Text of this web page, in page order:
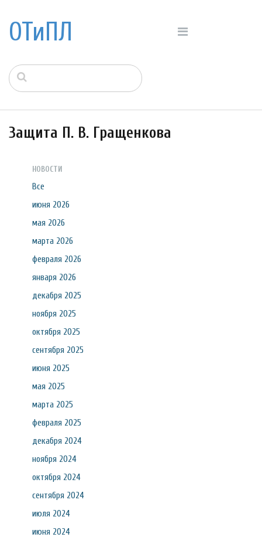
ОТиПЛ
Защита П. В. Гращенкова
НОВОСТИ
Все
июня 2026
мая 2026
марта 2026
февраля 2026
января 2026
декабря 2025
ноября 2025
октября 2025
сентября 2025
июня 2025
мая 2025
марта 2025
февраля 2025
декабря 2024
ноября 2024
октября 2024
сентября 2024
июля 2024
июня 2024